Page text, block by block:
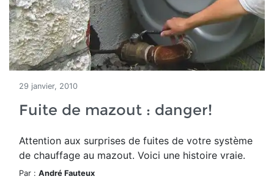
29 janvier, 2010
Fuite de mazout : danger!
Attention aux surprises de fuites de votre système
de chauffage au mazout. Voici une histoire vraie.
Par : André Fauteux